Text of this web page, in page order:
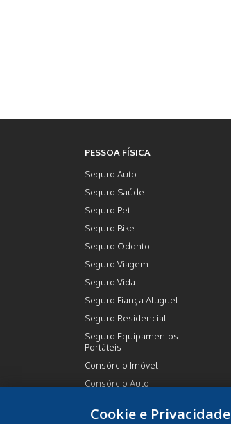
PESSOA FÍSICA
Seguro Auto
Seguro Saúde
Seguro Pet
Seguro Bike
Seguro Odonto
Seguro Viagem
Seguro Vida
Seguro Fiança Aluguel
Seguro Residencial
Seguro Equipamentos
Portáteis
Consórcio Imóvel
Consórcio Auto
Cookie e Privacidade